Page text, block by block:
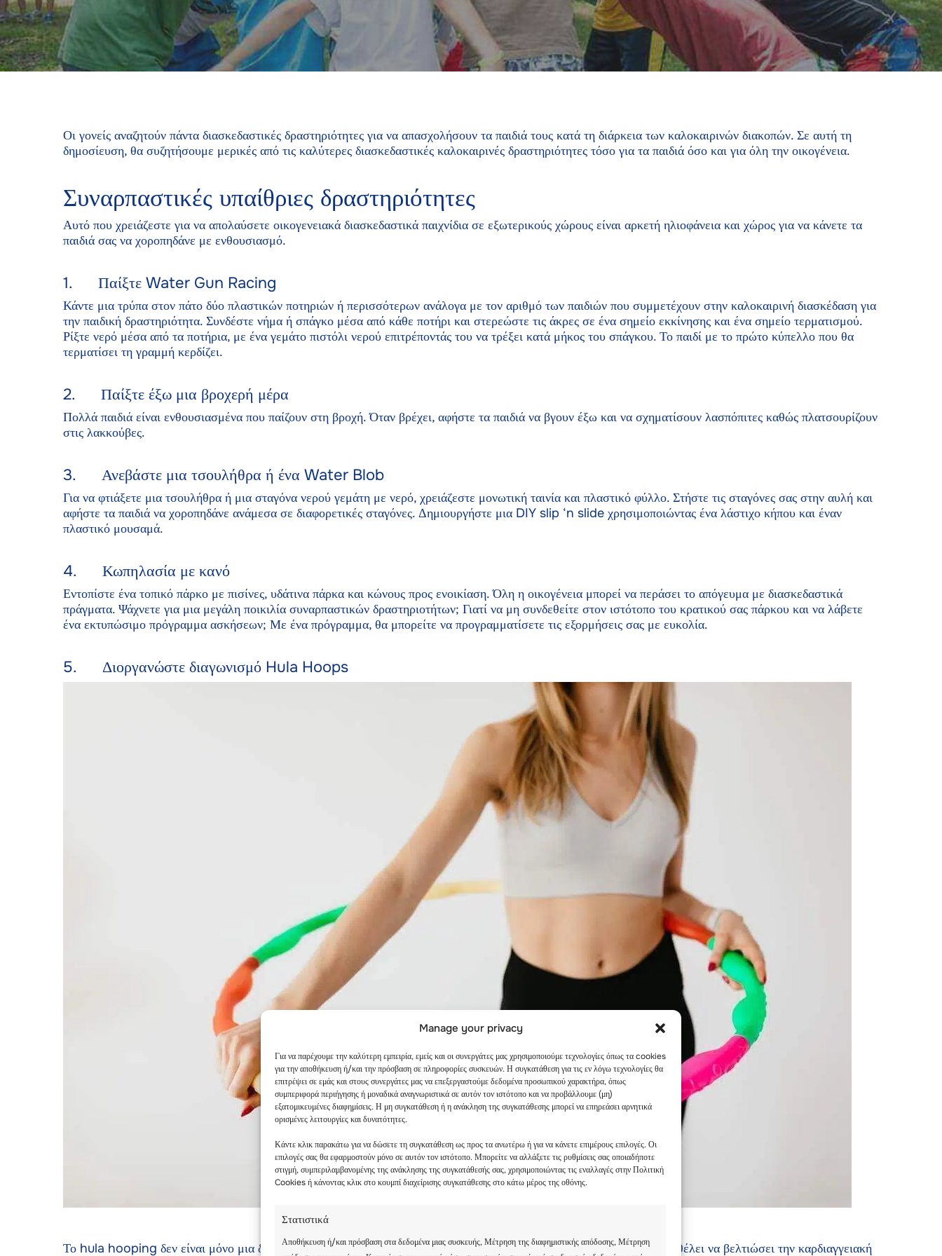
Manage your privacy
Για να παρέχουμε την καλύτερη εμπειρία, εμείς και οι συνεργάτες μας χρησιμοποιούμε τεχνολογίες όπως τα cookies
για την αποθήκευση ή/και την πρόσβαση σε πληροφορίες συσκευών. Η συγκατάθεση για τις εν λόγω τεχνολογίες θα
επιτρέψει σε εμάς και στους συνεργάτες μας να επεξεργαστούμε δεδομένα προσωπικού χαρακτήρα, όπως
συμπεριφορά περιήγησης ή μοναδικά αναγνωριστικά σε αυτόν τον ιστότοπο και να προβάλλουμε (μη)
εξατομικευμένες διαφημίσεις. Η μη συγκατάθεση ή η ανάκληση της συγκατάθεσης μπορεί να επηρεάσει αρνητικά
ορισμένες λειτουργίες και δυνατότητες.
Κάντε κλικ παρακάτω για να δώσετε τη συγκατάθεση ως προς τα ανωτέρω ή για να κάνετε επιμέρους επιλογές. Οι
επιλογές σας θα εφαρμοστούν μόνο σε αυτόν τον ιστότοπο. Μπορείτε να αλλάξετε τις ρυθμίσεις σας οποιαδήποτε
στιγμή, συμπεριλαμβανομένης της ανάκλησης της συγκατάθεσής σας, χρησιμοποιώντας τις εναλλαγές στην Πολιτική
Cookies ή κάνοντας κλικ στο κουμπί διαχείρισης συγκατάθεσης στο κάτω μέρος της οθόνης.
Στατιστικά
Αποθήκευση ή/και πρόσβαση στα δεδομένα μιας συσκευής, Μέτρηση της διαφημιστικής απόδοσης, Μέτρηση
Οι γονείς αναζητούν πάντα διασκεδαστικές δραστηριότητες για να απασχολήσουν τα παιδιά τους κατά τη διάρκεια των καλοκαιρινών διακοπών. Σε αυτή τη
δημοσίευση, θα συζητήσουμε μερικές από τις καλύτερες διασκεδαστικές καλοκαιρινές δραστηριότητες τόσο για τα παιδιά όσο και για όλη την οικογένεια.
Συναρπαστικές υπαίθριες δραστηριότητες
Αυτό που χρειάζεστε για να απολαύσετε οικογενειακά διασκεδαστικά παιχνίδια σε εξωτερικούς χώρους είναι αρκετή ηλιοφάνεια και χώρος για να κάνετε τα
παιδιά σας να χοροπηδάνε με ενθουσιασμό.
1. Παίξτε Water Gun Racing
Κάντε μια τρύπα στον πάτο δύο πλαστικών ποτηριών ή περισσότερων ανάλογα με τον αριθμό των παιδιών που συμμετέχουν στην καλοκαιρινή διασκέδαση για
την παιδική δραστηριότητα. Συνδέστε νήμα ή σπάγκο μέσα από κάθε ποτήρι και στερεώστε τις άκρες σε ένα σημείο εκκίνησης και ένα σημείο τερματισμού.
Ρίξτε νερό μέσα από τα ποτήρια, με ένα γεμάτο πιστόλι νερού επιτρέποντάς του να τρέξει κατά μήκος του σπάγκου. Το παιδί με το πρώτο κύπελλο που θα
τερματίσει τη γραμμή κερδίζει.
2. Παίξτε έξω μια βροχερή μέρα
Πολλά παιδιά είναι ενθουσιασμένα που παίζουν στη βροχή. Όταν βρέχει, αφήστε τα παιδιά να βγουν έξω και να σχηματίσουν λασπόπιτες καθώς πλατσουρίζουν
στις λακκούβες.
3. Ανεβάστε μια τσουλήθρα ή ένα Water Blob
Για να φτιάξετε μια τσουλήθρα ή μια σταγόνα νερού γεμάτη με νερό, χρειάζεστε μονωτική ταινία και πλαστικό φύλλο. Στήστε τις σταγόνες σας στην αυλή και
αφήστε τα παιδιά να χοροπηδάνε ανάμεσα σε διαφορετικές σταγόνες. Δημιουργήστε μια DIY slip ‘n slide χρησιμοποιώντας ένα λάστιχο κήπου και έναν
πλαστικό μουσαμά.
4. Κωπηλασία με κανό
Εντοπίστε ένα τοπικό πάρκο με πισίνες, υδάτινα πάρκα και κώνους προς ενοικίαση. Όλη η οικογένεια μπορεί να περάσει το απόγευμα με διασκεδαστικά
πράγματα. Ψάχνετε για μια μεγάλη ποικιλία συναρπαστικών δραστηριοτήτων; Γιατί να μη συνδεθείτε στον ιστότοπο του κρατικού σας πάρκου και να λάβετε
ένα εκτυπώσιμο πρόγραμμα ασκήσεων; Με ένα πρόγραμμα, θα μπορείτε να προγραμματίσετε τις εξορμήσεις σας με ευκολία.
5. Διοργανώστε διαγωνισμό Hula Hoops
Το hula hooping δεν είναι μόνο μια διασκεδαστική δραστηριότητα για τα παιδιά, αλλά είναι επίσης ιδανικό για όποιον θέλει να βελτιώσει την καρδιαγγειακή